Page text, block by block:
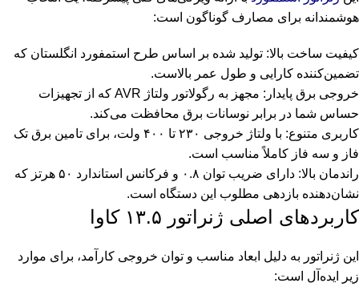
هوشمندانه برای مصارف گوناگون است:
کیفیت ساخت بالا: تولید شده بر اساس طرح استمفورد انگلستان که
تضمین‌کننده کارایی و طول عمر بالاست.
خروجی برق پایدار: مجهز به رگولاتور ولتاژ AVR که از تجهیزات
حساس شما در برابر نوسانات برق محافظت می‌کند.
کاربری متنوع: با ولتاژ خروجی ۲۳۰ تا ۴۰۰ ولت، برای تامین برق تک
فاز و سه فاز کاملاً مناسب است.
راندمان بالا: دارای ضریب توان ۰.۸ و فرکانس استاندارد ۵۰ هرتز که
نشان‌دهنده بازدهی مطلوب این دستگاه است.
کاربردهای اصلی ژنراتور ۱۳.۵ کاوا
این ژنراتور به دلیل ابعاد مناسب و توان خروجی کارآمد، برای موارد
زیر ایده‌آل است: